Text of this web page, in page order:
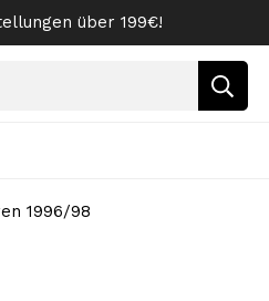
über 199€!
1996/98